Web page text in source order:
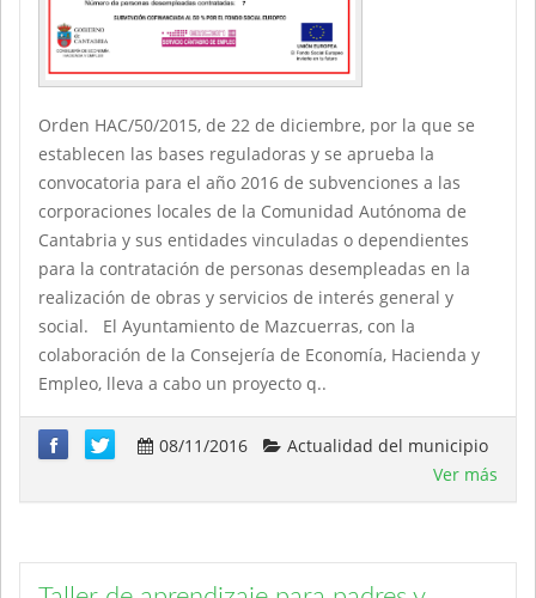
Orden HAC/50/2015, de 22 de diciembre, por la que se
establecen las bases reguladoras y se aprueba la
convocatoria para el año 2016 de subvenciones a las
corporaciones locales de la Comunidad Autónoma de
Cantabria y sus entidades vinculadas o dependientes
para la contratación de personas desempleadas en la
realización de obras y servicios de interés general y
social. El Ayuntamiento de Mazcuerras, con la
colaboración de la Consejería de Economía, Hacienda y
Empleo, lleva a cabo un proyecto q..
08/11/2016
Actualidad del municipio
Ver más